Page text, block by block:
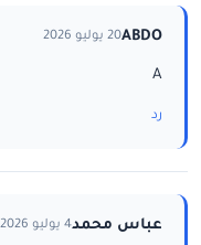
ABDO20 يوليو 2026
A
رد
عباس محمد4 يوليو 2026